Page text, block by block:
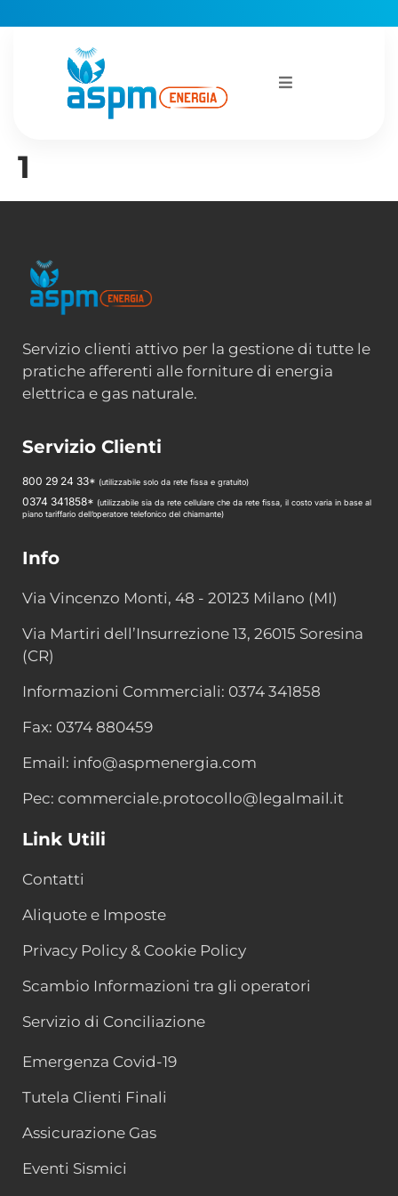
1
Servizio clienti attivo per la gestione di tutte le
pratiche afferenti alle forniture di energia
elettrica e gas naturale.
Servizio Clienti
800 29 24 33* (utilizzabile solo da rete fissa e gratuito)
0374 341858* (utilizzabile sia da rete cellulare che da rete fissa, il costo varia in base al
piano tariffario dell’operatore telefonico del chiamante)
Info
Via Vincenzo Monti, 48 - 20123 Milano (MI)
Via Martiri dell’Insurrezione 13, 26015 Soresina
(CR)
Informazioni Commerciali: 0374 341858
Fax: 0374 880459
Email: info@aspmenergia.com
Pec: commerciale.protocollo@legalmail.it
Link Utili
Contatti
Aliquote e Imposte
Privacy Policy & Cookie Policy
Scambio Informazioni tra gli operatori
Servizio di Conciliazione
Emergenza Covid-19
Tutela Clienti Finali
Assicurazione Gas
Eventi Sismici